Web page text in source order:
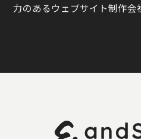
力のあるウェブサイト制作会